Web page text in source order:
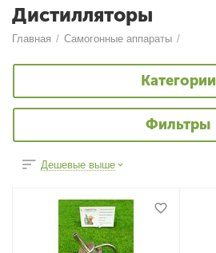
Дистилляторы
Главная / Самогонные аппараты /
Категории
Фильтры
Дешевые выше